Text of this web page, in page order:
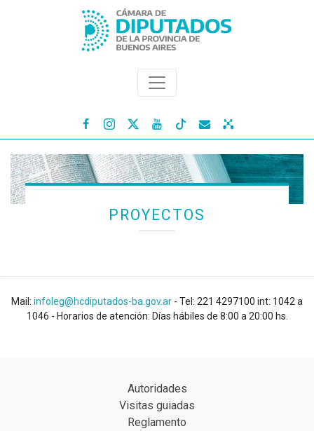
   
PROYECTOS
Mail: infoleg@hcdiputados-ba.gov.ar - Tel: 221 4297100 int: 1042 a
1046 - Horarios de atención: Días hábiles de 8:00 a 20:00 hs.
Autoridades
Visitas guiadas
Reglamento